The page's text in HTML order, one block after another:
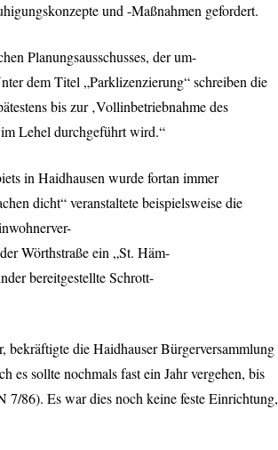
und -Maßnahmen gefordert.
Planungsausschusses, der um-
dem Titel „Parklizenzierung“ schreiben die
bis zur ‚Vollinbetriebnahme des
Lehel durchgeführt wird.“
in Haidhausen wurde fortan immer
dicht“ veranstaltete beispielsweise die
Wörthstraße ein „St. Häm-
bereitgestellte Schrott-
die Haidhauser Bürgerversammlung
es sollte nochmals fast ein Jahr vergehen, bis
86). Es war dies noch keine feste Einrichtung,